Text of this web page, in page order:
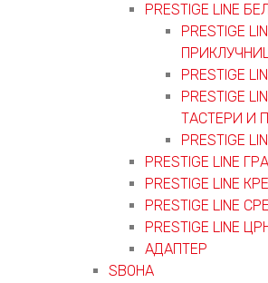
PRESTIGE LINE
PRESTIGE
PRESTIGE
PRESTIGE
ТАСТЕРИ И
PRESTIGE
PRESTIGE LINE
PRESTIGE LINE
PRESTIGE LINE
PRESTIGE LINE
АДАПТЕР
ЅВОНА